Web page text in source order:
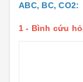
ABC, BC, CO2:
1 - Bình cứu